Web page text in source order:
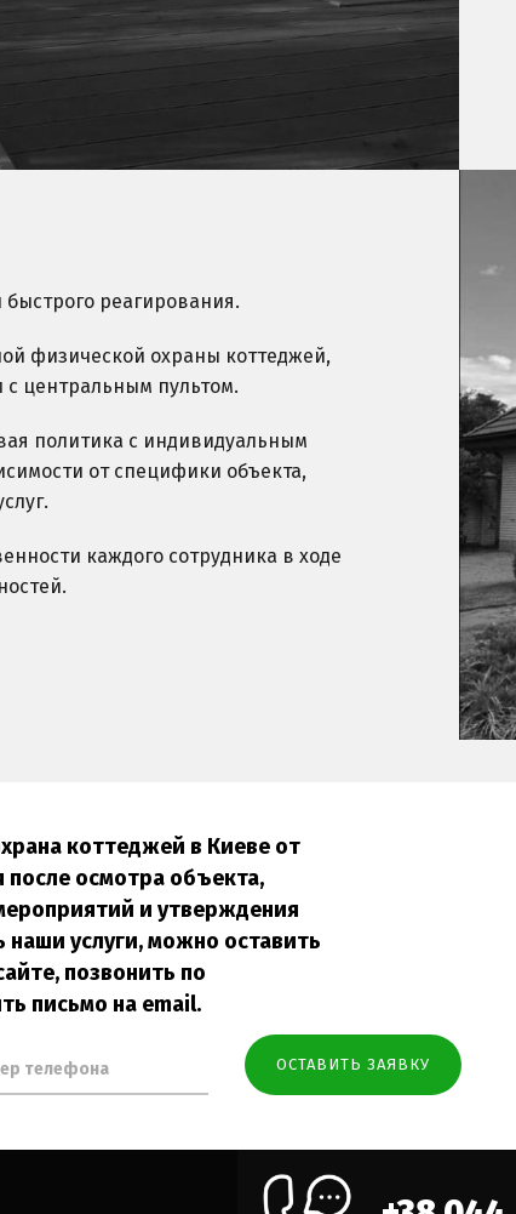
реагирования.
физической охраны коттеджей,
с центральным пультом.
политика с индивидуальным
от специфики объекта,
каждого сотрудника в ходе
коттеджей в Киеве от
осмотра объекта,
и утверждения
наши услуги, можно оставить
позвонить по
письмо на email.